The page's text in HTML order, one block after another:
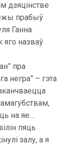
дзяцінстве
прабыў
Ганна.
яго назваў
пра
негра” – гэта
на яе…
пяць
залу, а я